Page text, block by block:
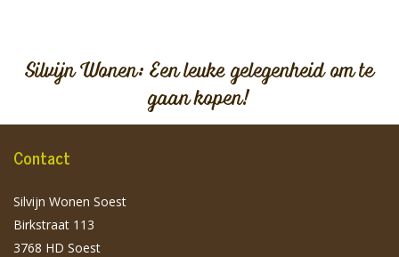
Silvijn Wonen: Een leuke gelegenheid om te
gaan kopen!
Contact
Silvijn Wonen Soest
Birkstraat 113
3768 HD Soest